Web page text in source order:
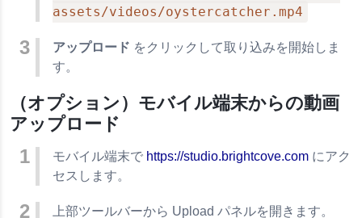
assets/videos/oystercatcher.mp4
アップロード をクリックして取り込みを開始しま
す。
（オプション）モバイル端末からの動画
アップロード
モバイル端末で https://studio.brightcove.com にアク
セスします。
上部ツールバーから Upload パネルを開きます。